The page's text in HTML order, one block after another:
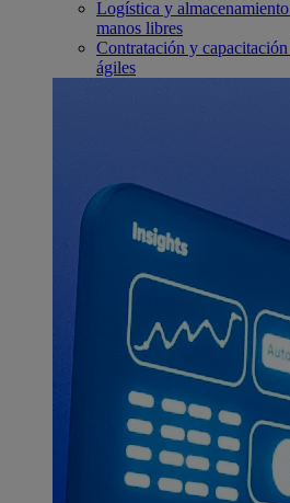
Logística y almacenamiento
manos libres
Contratación y capacitación
ágiles